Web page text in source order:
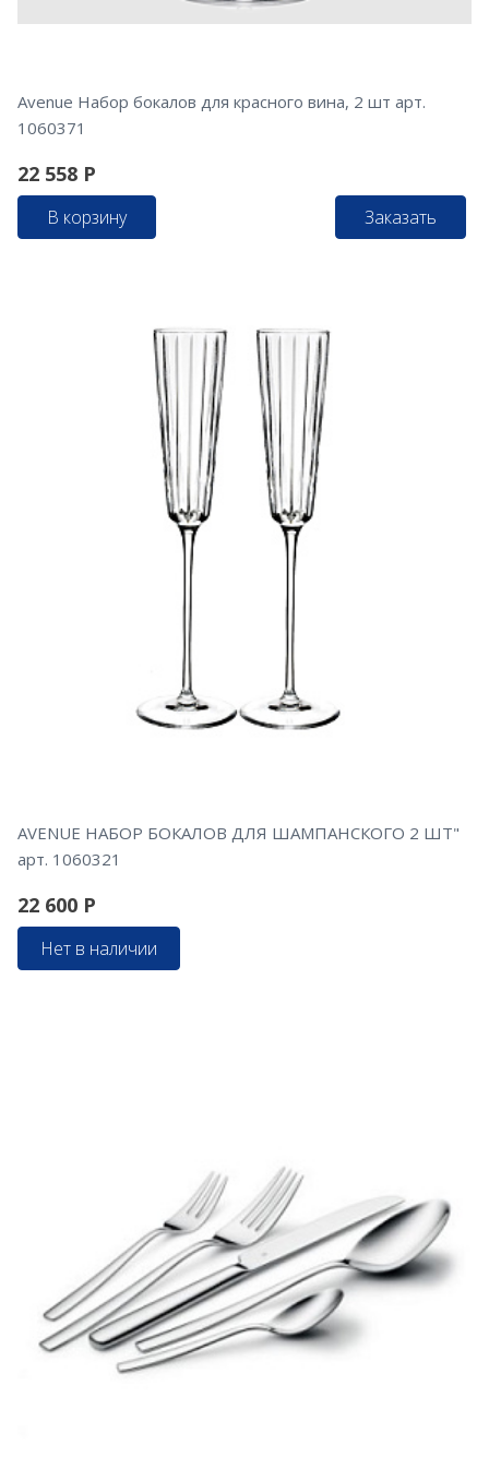
Avenue Набор бокалов для красного вина, 2 шт арт.
1060371
22 558 Р
В корзину Заказать
AVENUE НАБОР БОКАЛОВ ДЛЯ ШАМПАНСКОГО 2 ШТ"
арт. 1060321
22 600 Р
Нет в наличии